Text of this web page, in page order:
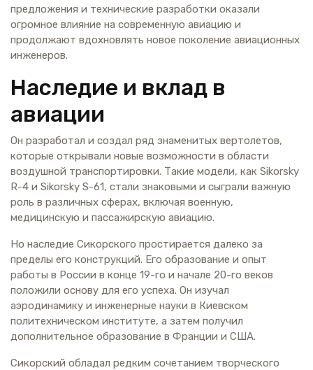
предложения и технические разработки оказали
огромное влияние на современную авиацию и
продолжают вдохновлять новое поколение авиационных
инженеров.
Наследие и вклад в
авиации
Он разработал и создал ряд знаменитых вертолетов,
которые открывали новые возможности в области
воздушной транспортировки. Такие модели, как Sikorsky
R-4 и Sikorsky S-61, стали знаковыми и сыграли важную
роль в различных сферах, включая военную,
медицинскую и пассажирскую авиацию.
Но наследие Сикорского простирается далеко за
пределы его конструкций. Его образование и опыт
работы в России в конце 19-го и начале 20-го веков
положили основу для его успеха. Он изучал
аэродинамику и инженерные науки в Киевском
политехническом институте, а затем получил
дополнительное образование в Франции и США.
Сикорский обладал редким сочетанием творческого